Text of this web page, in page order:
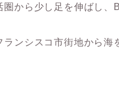
圏から少し足を伸ばし
ランシスコ市街地から